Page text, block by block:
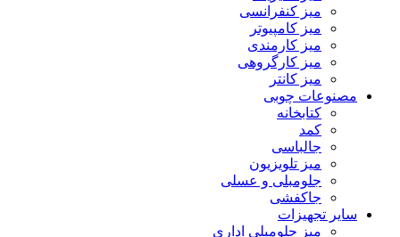
میز کنفرانسی
میز کامپیوتر
میز کارمندی
میز کارگروهی
میز کانتر
مصنوعات چوبی
کتابخانه
کمد
جالباسی
میز تلویزیون
جلومبلی و عسلی
جاکفشی
سایر تجهیزات
میز جلومبلی اداری